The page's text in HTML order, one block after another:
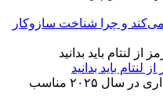
و چرا شناخت سازوکار
لنتام باید بدانید